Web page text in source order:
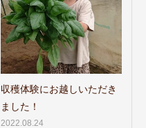
収穫体験にお越しいただき
ました！
2022.08.24